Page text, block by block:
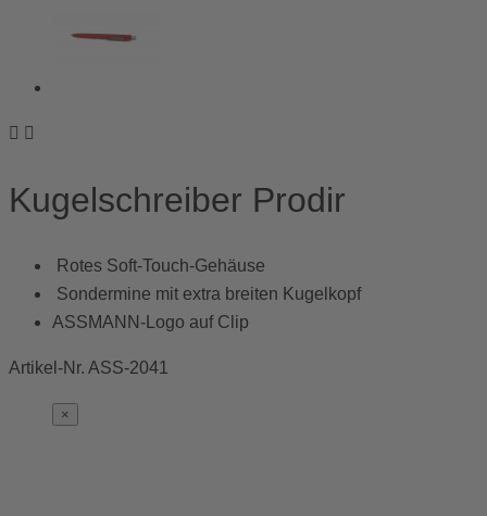
 
Kugelschreiber Prodir
Rotes Soft-Touch-Gehäuse
Sondermine mit extra breiten Kugelkopf
ASSMANN-Logo auf Clip
Artikel-Nr. ASS-2041
×